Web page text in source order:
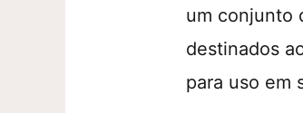
um conjunto
destinados
para uso em